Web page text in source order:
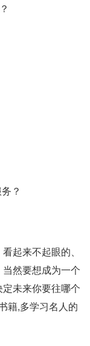
？
起来不起眼的、
然要想成为一个
未来你要往哪个
籍,多学习名人的